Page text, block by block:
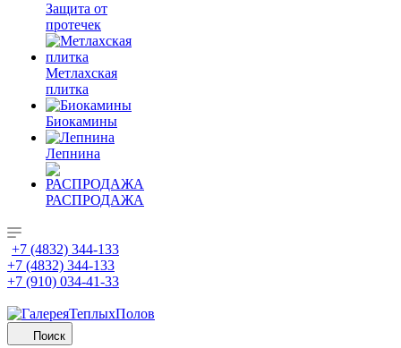
Защита от
протечек
Метлахская
плитка
Биокамины
Лепнина
РАСПРОДАЖА
+7 (4832) 344-133
+7 (4832) 344-133
+7 (910) 034-41-33
Поиск